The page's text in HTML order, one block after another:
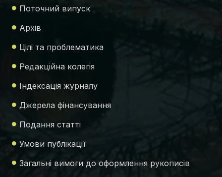
Поточний випуск
Архів
Цілі та проблематика
Редакційна колегія
Індексація журналу
Джерела фінансування
Подання статті
Умови публікації
Загальні вимоги до оформлення рукописів